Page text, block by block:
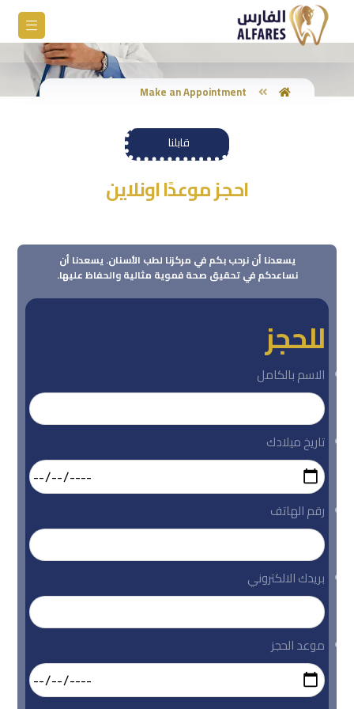
Make an Appointment
قابلنا
احجز موعدًا اونلاين
يسعدنا أن نرحب بكم في مركزنا لطب الأسنان. يسعدنا أن
نساعدكم في تحقيق صحة فموية مثالية والحفاظ عليها.
للحجز
الاسم بالكامل
تاريخ ميلادك
رقم الهاتف
بريدك الالكتروني
موعد الحجز